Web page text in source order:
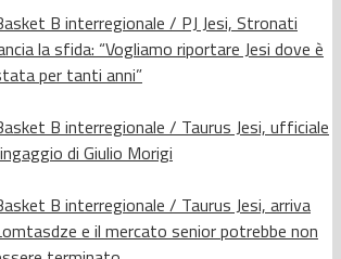
B interregionale / PJ Jesi, Stronati
la sfida: “Vogliamo riportare Jesi dove è
per tanti anni”
B interregionale / Taurus Jesi, ufficiale
di Giulio Morigi
B interregionale / Taurus Jesi, arriva
e il mercato senior potrebbe non